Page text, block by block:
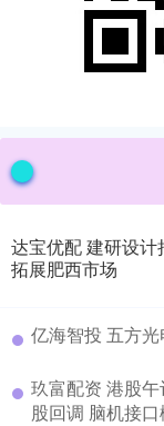
达宝优配 建研设
拓展肥西市场
亿海智投 五方
玖富配资 港股
股回调 脑机接